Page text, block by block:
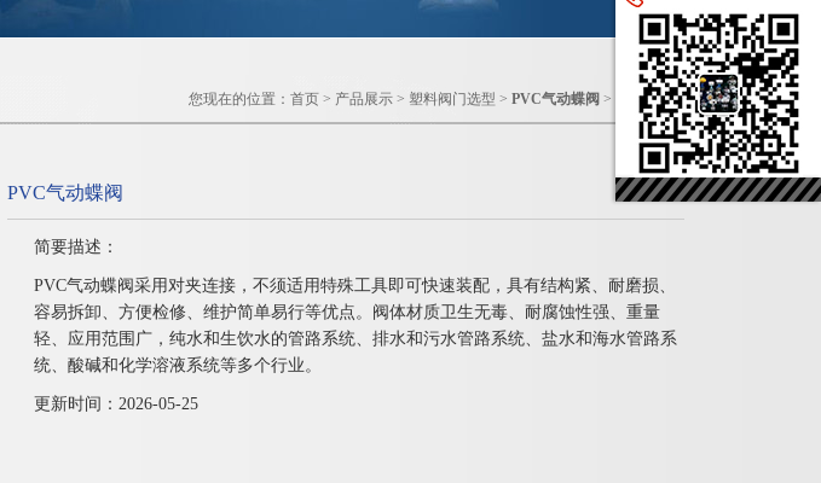
您现在的位置： 首页 > 产品展示 > 塑料阀门选型 > PVC气动蝶阀 > PVC气动蝶阀
PVC气动蝶阀
简要描述：
PVC气动蝶阀采用对夹连接，不须适用特殊工具即可快速装配，具有结构紧、耐磨损、
容易拆卸、方便检修、维护简单易行等优点。阀体材质卫生无毒、耐腐蚀性强、重量
轻、应用范围广，纯水和生饮水的管路系统、排水和污水管路系统、盐水和海水管路系
统、酸碱和化学溶液系统等多个行业。
更新时间：2026-05-25